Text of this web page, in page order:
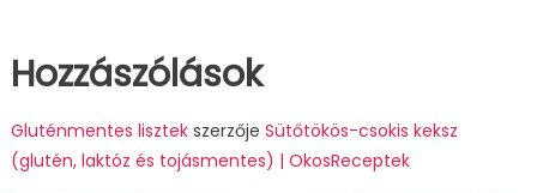
Hozzászólások
Gluténmentes lisztekszerzője Sütőtökös-csokis keksz
(glutén, laktóz és tojásmentes) | OkosReceptek